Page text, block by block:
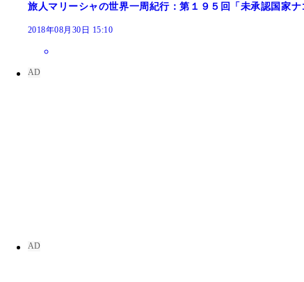
旅人マリーシャの世界一周紀行：第１９５回「未承認国家
2018年08月30日 15:10